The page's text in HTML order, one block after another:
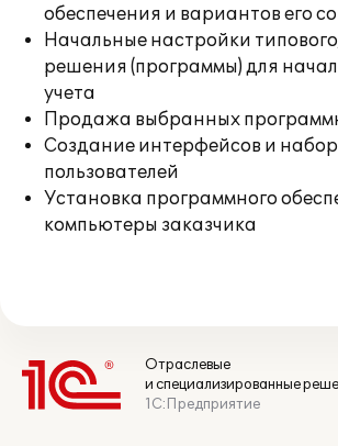
обеспечения и вариантов его
Начальные настройки
решения (программы) для
учета
Продажа выбранных
Создание интерфейсов и
пользователей
Установка программного
компьютеры заказчика
Отраслевые
и специализированные
1С:Предприятие